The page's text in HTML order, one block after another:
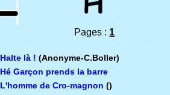
Pages : 1
Halte là ! (Anonyme-C.Boller)
Hé Garçon prends la barre
L'homme de Cro-magnon ()